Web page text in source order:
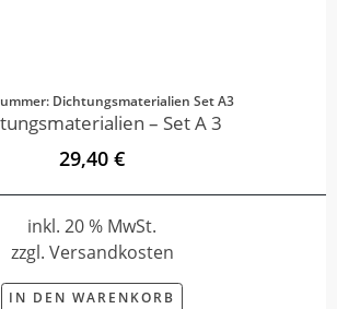
Dichtungsmaterialien Set A3
– Set A 3
29,40 €
inkl. 20 % MwSt.
zzgl. Versandkosten
IN DEN WARENKORB